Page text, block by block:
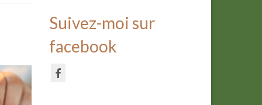
Suivez-moi sur
facebook